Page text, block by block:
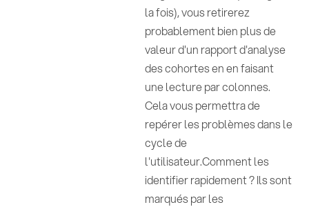
la fois), vous retirerez
probablement bien plus de
valeur d'un rapport d'analyse
des cohortes en en faisant
une lecture par colonnes.
Cela vous permettra de
repérer les problèmes dans le
cycle de
l'utilisateur.Comment les
identifier rapidement ? Ils sont
marqués par les